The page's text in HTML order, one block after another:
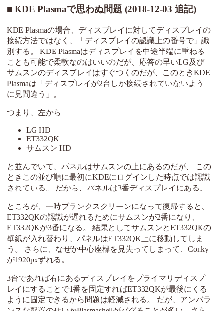
KDE Plasmaで思わぬ問題 (2018-12-03 追記)
KDE Plasmaの場合、ディスプレイに対してディスプレイの
接続方法ではなく、「ディスプレイの認識上の番号で」識
別する。 KDE Plasmaはディスプレイを中途半端に重ねる
ことも可能で柔軟なのはいいのだが、応答の早いLG及び
サムスンのディスプレイはすぐつくのだが、このときKDE
Plasmaは「ディスプレイが2台しか接続されていないよう
に見間違う」。
つまり、左から
LG HD
ET332QK
サムスン HD
と並んでいて、パネルはサムスンの上にあるのだが、 この
ときこの並び順に最初にKDEにログインした時点では認識
されている。 だから、パネルは3番ディスプレイにある。
ところが、一時ブランクスクリーンになって復帰すると、
ET332QKの認識が遅れるためにサムスンが2番になり、
ET332QKが3番になる。 結果としてサムスンとET332QKの
壁紙が入れ替わり、パネルはET332QK上に移動してしま
う。 さらに、なぜか中心座標を見失ってしまって、Conky
が1920pxずれる。
3台であれば右にあるディスプレイをプライマリディスプ
レイにすることで1番を固定すればET332QKが最後にくる
ように固定できるから問題は軽減される。 だが、アンバラ